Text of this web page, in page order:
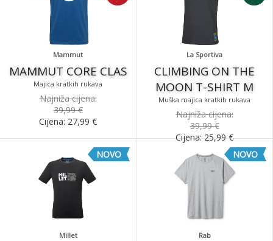
Mammut
MAMMUT CORE CLAS
Majica kratkih rukava
Najniža cijena:
39,99 €
Cijena: 27,99 €
La Sportiva
CLIMBING ON THE
MOON T-SHIRT M
Muška majica kratkih rukava
Najniža cijena:
39,99 €
Cijena:25,99€
Millet
NOVO
Rab
NOVO